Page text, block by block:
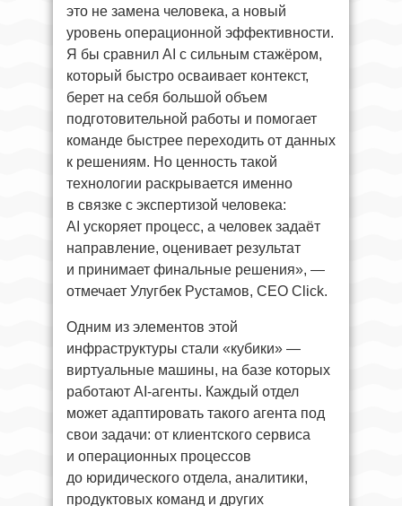
это не замена человека, а новый
уровень операционной эффективности.
Я бы сравнил AI с сильным стажёром,
который быстро осваивает контекст,
берет на себя большой объем
подготовительной работы и помогает
команде быстрее переходить от данных
к решениям. Но ценность такой
технологии раскрывается именно
в связке с экспертизой человека:
AI ускоряет процесс, а человек задаёт
направление, оценивает результат
и принимает финальные решения», —
отмечает Улугбек Рустамов, CEO Click.
Одним из элементов этой
инфраструктуры стали «кубики» —
виртуальные машины, на базе которых
работают AI-агенты. Каждый отдел
может адаптировать такого агента под
свои задачи: от клиентского сервиса
и операционных процессов
до юридического отдела, аналитики,
продуктовых команд и других